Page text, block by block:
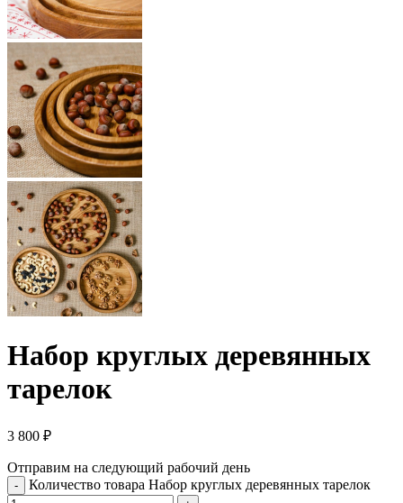
Набор круглых деревянных
тарелок
3 800 ₽
Отправим на следующий рабочий день
Количество товара Набор круглых деревянных тарелок